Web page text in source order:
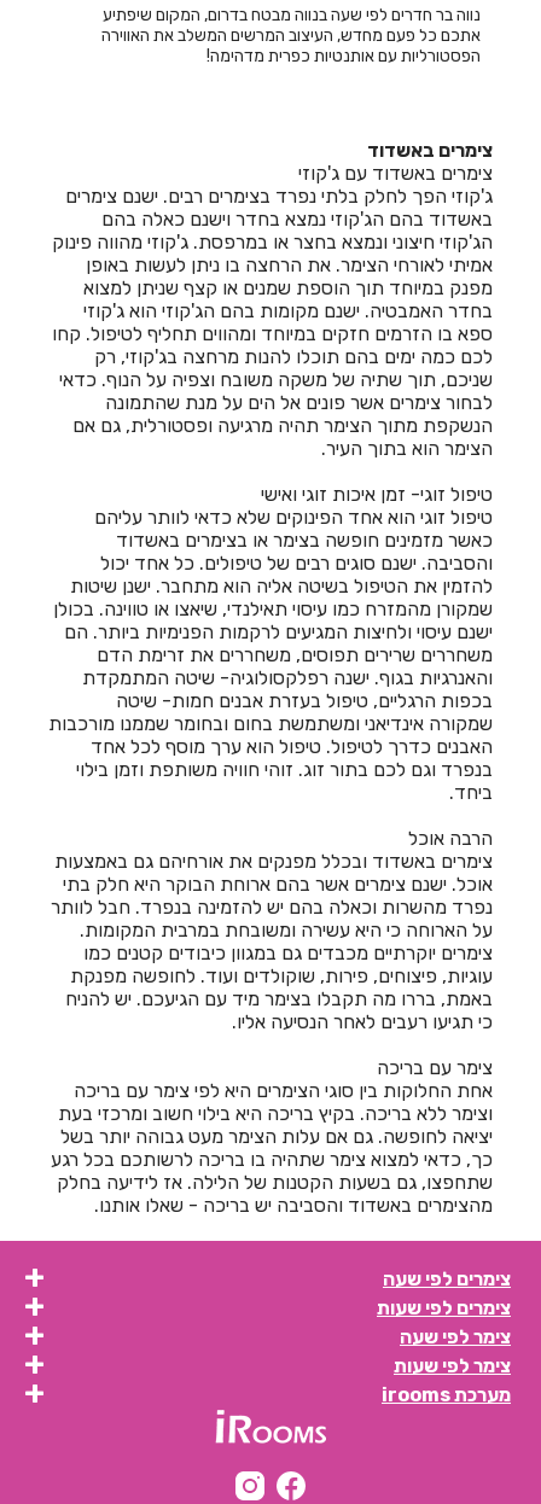
חדרים לפי שעה בכפר סבא
חדרים לפי שעה בכפר קיש
חדרים לפי שעה בכפר תבור
חדרים לפי שעה בכרכום
חדרים לפי שעה בכרם מהרל
חדרים לפי שעה בכרמי יוסף
חדרים לפי שעה בכרמיאל
חדרים לפי שעה בלוטם
חדרים לפי שעה בליבנים
חדרים לפי שעה בלפיד
חדרים לפי שעה בלפידות
חדרים לפי שעה במבוא ביתר
חדרים לפי שעה במבשרת ציון
חדרים לפי שעה במגדים
חדרים לפי שעה במגדל
חדרים לפי שעה במגדל העמק
חדרים לפי שעה במגידו
חדרים לפי שעה במגן שאול
חדרים לפי שעה במדרך עוז
חדרים לפי שעה במודיעין
חדרים לפי שעה במושב אדירים
חדרים לפי שעה במושב אומן
חדרים לפי שעה במושב הודיה
חדרים לפי שעה במושב היוגב
חדרים לפי שעה במושב זכריה
חדרים לפי שעה במושב משען
חדרים לפי שעה במושב נועם
חדרים לפי שעה במושב פתחיה
חדרים לפי שעה במושב רחוב
חדרים לפי שעה במזכרת בתיה
נווה בר חדרים לפי שעה בנווה מבטח בדרום, המקום שיפתיע
אתכם כל פעם מחדש, העיצוב המרשים המשלב את האווירה
הפסטורליות עם אותנטיות כפרית מדהימה!
צימרים באשדוד
צימרים באשדוד עם ג'קוזי
ג'קוזי הפך לחלק בלתי נפרד בצימרים רבים. ישנם צימרים
באשדוד בהם הג'קוזי נמצא בחדר וישנם כאלה בהם
הג'קוזי חיצוני ונמצא בחצר או במרפסת. ג'קוזי מהווה פינוק
אמיתי לאורחי הצימר. את הרחצה בו ניתן לעשות באופן
מפנק במיוחד תוך הוספת שמנים או קצף שניתן למצוא
בחדר האמבטיה. ישנם מקומות בהם הג'קוזי הוא ג'קוזי
ספא בו הזרמים חזקים במיוחד ומהווים תחליף לטיפול. קחו
לכם כמה ימים בהם תוכלו להנות מרחצה בג'קוזי, רק
שניכם, תוך שתיה של משקה משובח וצפיה על הנוף. כדאי
לבחור צימרים אשר פונים אל הים על מנת שהתמונה
הנשקפת מתוך הצימר תהיה מרגיעה ופסטורלית, גם אם
הצימר הוא בתוך העיר.
טיפול זוגי- זמן איכות זוגי ואישי
טיפול זוגי הוא אחד הפינוקים שלא כדאי לוותר עליהם
כאשר מזמינים חופשה בצימר או בצימרים באשדוד
והסביבה. ישנם סוגים רבים של טיפולים. כל אחד יכול
להזמין את הטיפול בשיטה אליה הוא מתחבר. ישנן שיטות
שמקורן מהמזרח כמו עיסוי תאילנדי, שיאצו או טווינה. בכולן
ישנם עיסוי ולחיצות המגיעים לרקמות הפנימיות ביותר. הם
משחררים שרירים תפוסים, משחררים את זרימת הדם
והאנרגיות בגוף. ישנה רפלקסולוגיה- שיטה המתמקדת
בכפות הרגליים, טיפול בעזרת אבנים חמות- שיטה
שמקורה אינדיאני ומשתמשת בחום ובחומר שממנו מורכבות
האבנים כדרך לטיפול. טיפול הוא ערך מוסף לכל אחד
בנפרד וגם לכם בתור זוג. זוהי חוויה משותפת וזמן בילוי
ביחד.
הרבה אוכל
צימרים באשדוד ובכלל מפנקים את אורחיהם גם באמצעות
אוכל. ישנם צימרים אשר בהם ארוחת הבוקר היא חלק בתי
נפרד מהשרות וכאלה בהם יש להזמינה בנפרד. חבל לוותר
על הארוחה כי היא עשירה ומשובחת במרבית המקומות.
צימרים יוקרתיים מכבדים גם במגוון כיבודים קטנים כמו
עוגיות, פיצוחים, פירות, שוקולדים ועוד. לחופשה מפנקת
באמת, בררו מה תקבלו בצימר מיד עם הגיעכם. יש להניח
כי תגיעו רעבים לאחר הנסיעה אליו.
צימר עם בריכה
אחת החלוקות בין סוגי הצימרים היא לפי צימר עם בריכה
וצימר ללא בריכה. בקיץ בריכה היא בילוי חשוב ומרכזי בעת
יציאה לחופשה. גם אם עלות הצימר מעט גבוהה יותר בשל
כך, כדאי למצוא צימר שתהיה בו בריכה לרשותכם בכל רגע
שתחפצו, גם בשעות הקטנות של הלילה. אז לידיעה בחלק
מהצימרים באשדוד והסביבה יש בריכה - שאלו אותנו.
צימרים לפי שעה
צימרים לפי שעות
צימר לפי שעה
צימר לפי שעות
מערכת irooms